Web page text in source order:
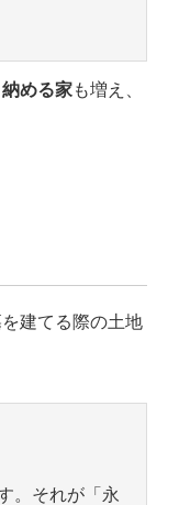
める家も増え、
建てる際の土地
。それが「永